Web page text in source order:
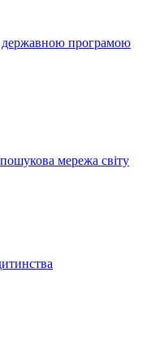
державною програмою
мережа світу